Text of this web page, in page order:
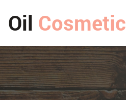
Oil Cosmetic